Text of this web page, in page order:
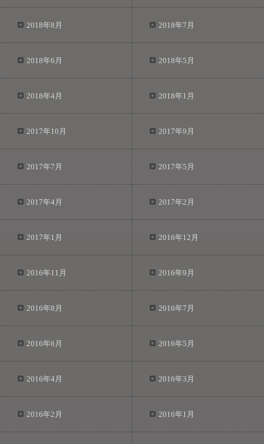
2018年8月 2018年7月
2018年6月 2018年5月
2018年4月 2018年1月
2017年10月 2017年9月
2017年7月 2017年5月
2017年4月 2017年2月
2017年1月 2016年12月
2016年11月 2016年9月
2016年8月 2016年7月
2016年6月 2016年5月
2016年4月 2016年3月
2016年2月 2016年1月